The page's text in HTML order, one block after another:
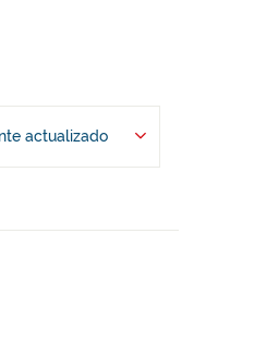
actualizado